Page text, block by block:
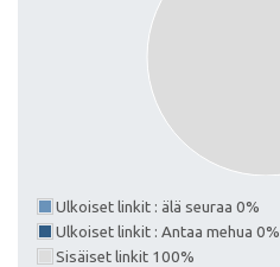
Ulkoiset linkit : älä seuraa 0%
Ulkoiset linkit : Antaa mehua 0%
Sisäiset linkit 100%